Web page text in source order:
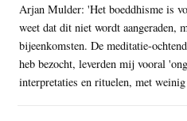
Arjan Mulder: 'Het boeddhisme is
weet dat dit niet wordt aangeraden,
bijeenkomsten. De meditatie-
heb bezocht, leverden mij vooral
interpretaties en rituelen, met